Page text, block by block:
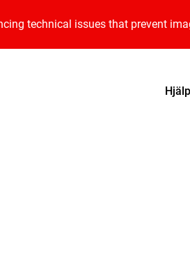
technical issues that prevent